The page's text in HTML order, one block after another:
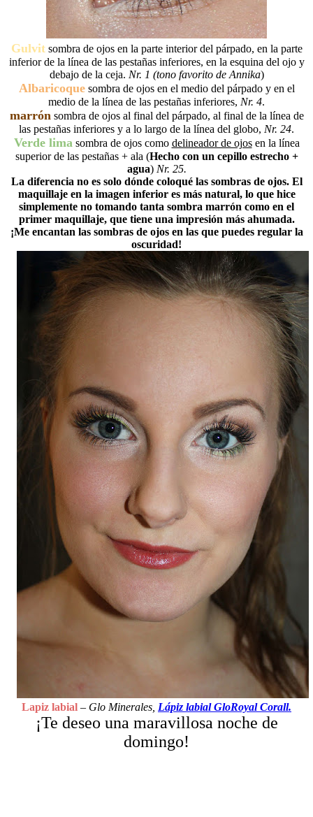
Gulvitsombra de ojos en la parte interior del párpado, en la parte
inferior de la línea de las pestañas inferiores, en la esquina del ojo y
debajo de la ceja. Nr. 1 (tono favorito de Annika)
Albaricoquesombra de ojos en el medio del párpado y en el
medio de la línea de las pestañas inferiores, Nr. 4.
marrón sombra de ojos al final del párpado, al final de la línea de
las pestañas inferiores y a lo largo de la línea del globo, Nr. 24.
Verde lima sombra de ojos como delineador de ojosen la línea
superior de las pestañas + ala (Hecho con un cepillo estrecho +
agua)Nr. 25.
La diferencia no es solo dónde coloqué las sombras de ojos. El
maquillaje en la imagen inferior es más natural, lo que hice
simplemente no tomando tanta sombra marrón como en el
primer maquillaje, que tiene una impresión más ahumada.
¡Me encantan las sombras de ojos en las que puedes regular la
oscuridad!
Lapiz labial – Glo Minerales, Lápiz labial GloRoyalCorall.
¡Te deseo una maravillosa noche de
domingo!